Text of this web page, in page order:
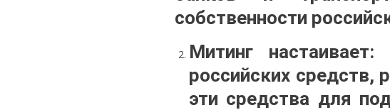
собственности
Митинг
российских средств,
эти средства для